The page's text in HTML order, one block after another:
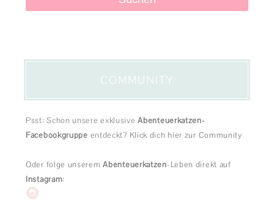
COMMUNITY
Psst: Schon unsere exklusiveAbenteuerkatzen-
Facebookgruppe entdeckt? Klick dich hier zur Community
Oder folge unseremAbenteuerkatzen-Leben direkt auf
Instagram: